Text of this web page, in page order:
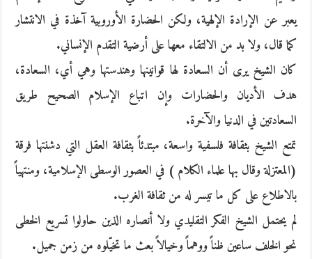
يعبر عن الإرادة الإلهية، ولكن الحضارة الأوروبية آخذة في الانتشار
كما قال، ولا بد من الالتقاء معها على أرضية التقدم الإنساني.
كان الشيخ يرى أن السعادة لها قوانينها وهندستها وهي أي، السعادة،
هدف الأديان والحضارات وإن اتباع الإسلام الصحيح طريق
السعادتين في الدنيا والآخرة.
تمتع الشيخ بثقافة فلسفية واسعة، مبتدئاً بثقافة العقل التي دشنتها فرقة
(المعتزلة وقال بها علماء الكلام ) في العصور الوسطى الإسلامية، ومنتهياً
بالاطلاع على كل ما تيسر له من ثقافة الغرب.
لم يحتمل الشيخ الفكر التقليدي ولا أنصاره الذين حاولوا تسريع الخطى
نحو الخلف ساعين ظناً ووهماً وخيالاً بعث ما تخيّلوه من زمن جميل.